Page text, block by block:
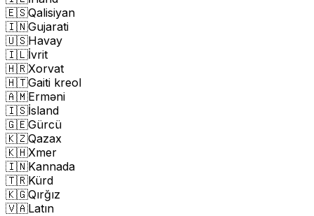
🇪🇸Qalisiyan
🇮🇳Gujarati
🇺🇸Havay
🇮🇱İvrit
🇭🇷Xorvat
🇭🇹Gaiti kreol
🇦🇲Erməni
🇮🇸İsland
🇬🇪Gürcü
🇰🇿Qazax
🇰🇭Xmer
🇮🇳Kannada
🇹🇷Kürd
🇰🇬Qırğız
🇻🇦Latın